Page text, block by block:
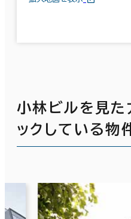
小林ビルを見た
ックしている物